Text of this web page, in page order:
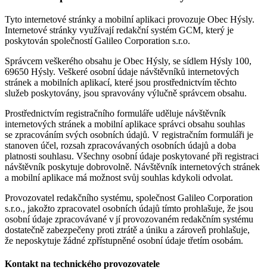
Tyto internetové stránky a mobilní aplikaci provozuje Obec Hýsly.
Internetové stránky využívají redakční systém GCM, který je
poskytován společností Galileo Corporation s.r.o.
Správcem veškerého obsahu je Obec Hýsly, se sídlem Hýsly 100,
69650 Hýsly. Veškeré osobní údaje návštěvníků internetových
stránek a mobilních aplikací, které jsou prostřednictvím těchto
služeb poskytovány, jsou spravovány výlučně správcem obsahu.
Prostřednictvím registračního formuláře uděluje návštěvník
internetových stránek a mobilní aplikace správci obsahu souhlas
se zpracováním svých osobních údajů. V registračním formuláři je
stanoven účel, rozsah zpracovávaných osobních údajů a doba
platnosti souhlasu. Všechny osobní údaje poskytované při registraci
návštěvník poskytuje dobrovolně. Návštěvník internetových stránek
a mobilní aplikace má možnost svůj souhlas kdykoli odvolat.
Provozovatel redakčního systému, společnost Galileo Corporation
s.r.o., jakožto zpracovatel osobních údajů tímto prohlašuje, že jsou
osobní údaje zpracovávané v jí provozovaném redakčním systému
dostatečně zabezpečeny proti ztrátě a úniku a zároveň prohlašuje,
že neposkytuje žádné zpřístupněné osobní údaje třetím osobám.
Kontakt na technického provozovatele